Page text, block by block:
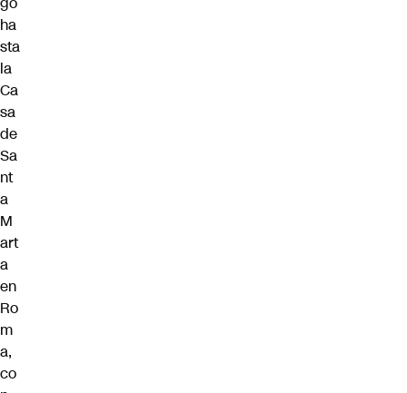
ha
sta
la
Ca
sa
de
Sa
nt
a
M
art
a
en
Ro
m
a,
co